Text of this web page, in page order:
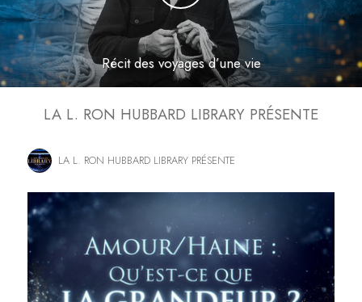
Récit des voyages d’une vie
LA L. RON HUBBARD LIBRARY PRÉSENTE
LA L. RON HUBBARD LIBRARY PRÉSENTE